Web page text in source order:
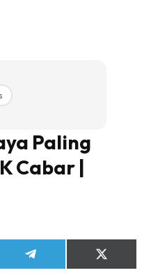
Paling
Cabar |
Share
on
Share
on